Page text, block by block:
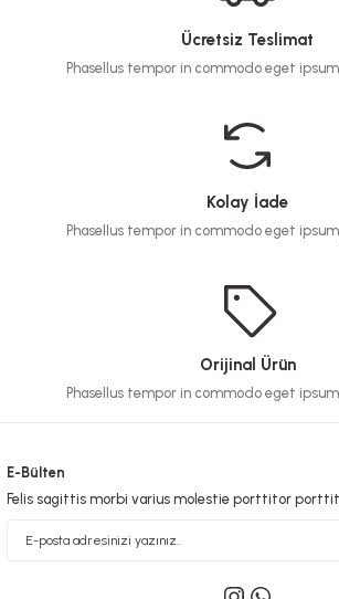
Ücretsiz Teslimat
Phasellus tempor in commodo eget
Kolay İade
Phasellus tempor in commodo eget
Orijinal Ürün
Phasellus tempor in commodo eget
E-Bülten
Felis sagittis morbi varius molestie porttitor